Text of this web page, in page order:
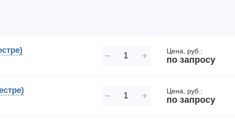
− + Цена, руб.:
по запросу
− + Цена, руб.:
по запросу